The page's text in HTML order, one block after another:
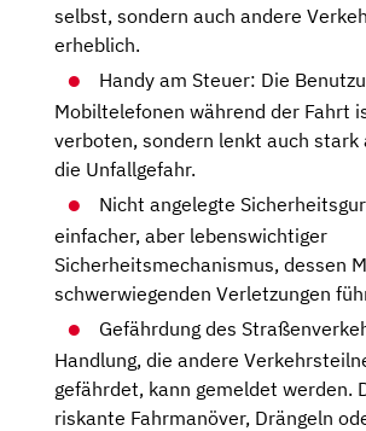
selbst, sondern auch andere
erheblich.
Handy am Steuer: Die
Mobiltelefonen während der Fahrt
verboten, sondern lenkt auch stark
die Unfallgefahr.
Nicht angelegte
einfacher, aber lebenswichtiger
Sicherheitsmechanismus, dessen
schwerwiegenden Verletzungen
Gefährdung des
Handlung, die andere
gefährdet, kann gemeldet werden.
riskante Fahrmanöver, Drängeln